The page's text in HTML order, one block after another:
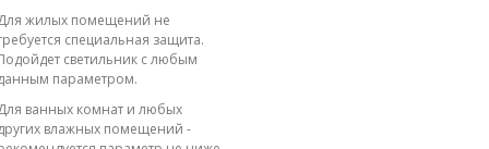
жилых помещений не
специальная защита.
светильник с любым
параметром.
ванных комнат и любых
влажных помещений -